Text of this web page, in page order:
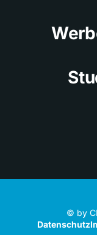
© by
Datenschutz